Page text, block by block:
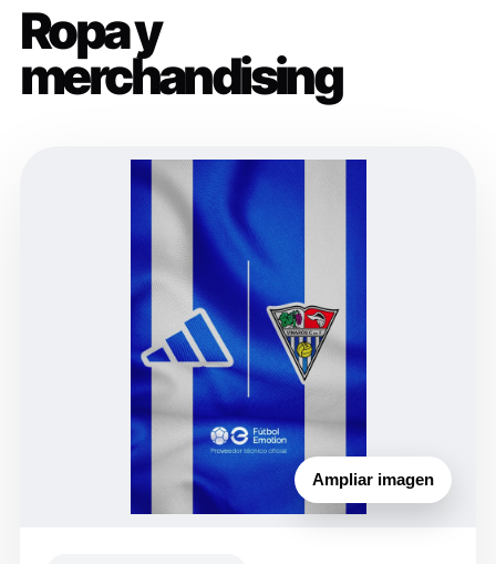
Ropa y
merchandising
Ampliar imagen